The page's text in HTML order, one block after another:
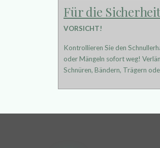
Für die
VORSICHT!
Kontrollieren Sie den
oder Mängeln sofort weg!
Schnüren, Bändern, Trägern